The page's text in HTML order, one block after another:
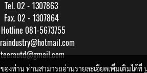
Tel. 02 - 1307863
Fax. 02 - 1307864
Hotline 081-5673755
teerautd@gmail.com
งท่าน ท่านสามารถอ่านรายละเอียดเพิ่มเติมได้ที่